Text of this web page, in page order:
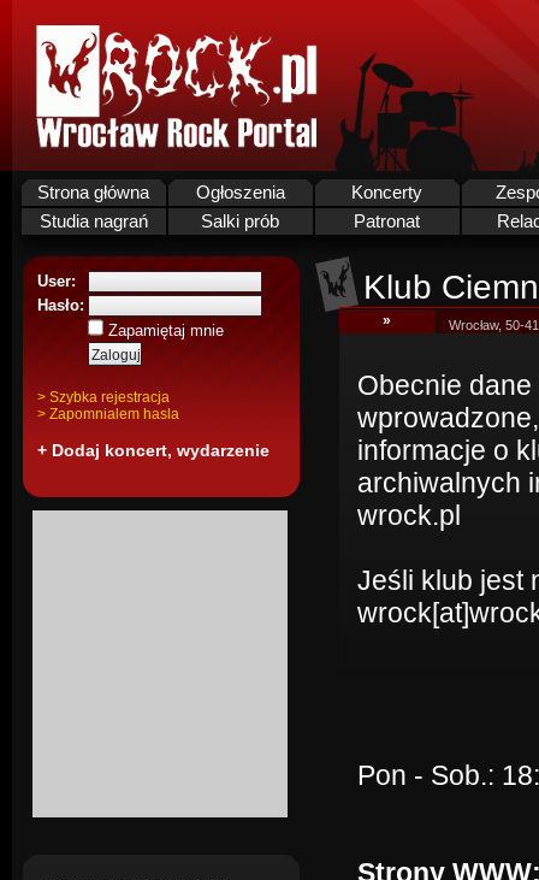
Strona główna Ogłoszenia Koncerty
Studia nagrań
Salki prób Patronat
User:
Hasło:
Zapamiętaj mnie
> Szybka rejestracja
> Zapomnialem hasla
+ Dodaj koncert, wydarzenie
Klub
» Wrocław, 50-
Obecnie dane
informacje o
archiwalnych
wrock.pl
Jeśli klub jest
Pon - Sob.:
Strony